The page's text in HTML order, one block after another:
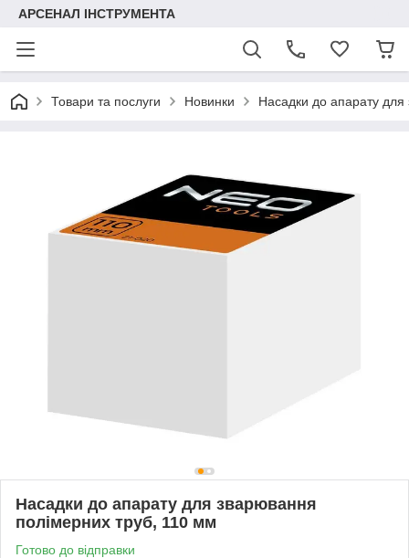
АРСЕНАЛ ІНСТРУМЕНТА
Товари та послуги Новинки Насадки до апарату
Насадки до апарату для зварювання
полімерних труб, 110 мм
Готово до відправки